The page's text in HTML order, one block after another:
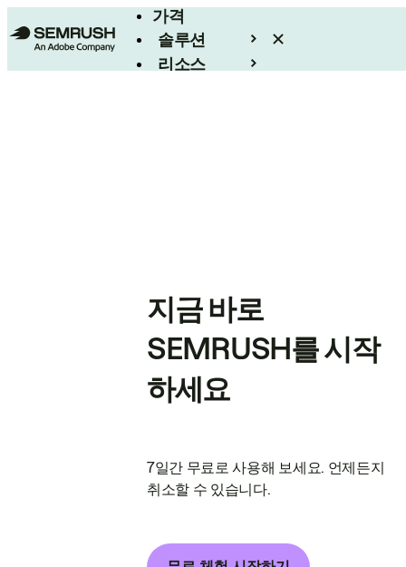
가격
솔루션
리소스
지금 바로
SEMRUSH를 시작
하세요
7일간 무료로 사용해 보세요. 언제든지
취소할 수 있습니다.